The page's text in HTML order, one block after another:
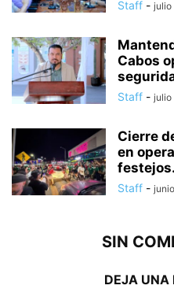
Staff - julio
Cabos
Staff - julio
Cierre
en
Staff -
SIN
DEJA UNA